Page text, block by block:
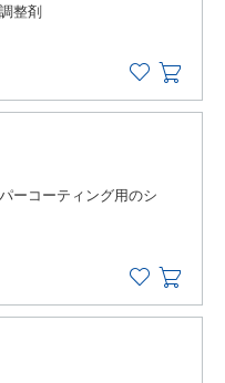
整剤
ーコーティング用のシ